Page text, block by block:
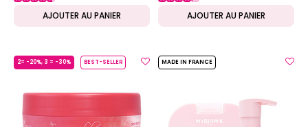
AJOUTER AU PANIER AJOUTER AU PANIER
2= -20%, 3 = -30% BEST-SELLER MADE IN FRANCE